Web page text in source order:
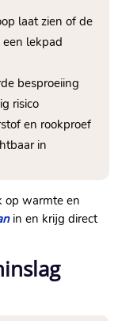
laat zien of de
lekpad
besproeiing
risico
en rookproef
in
op warmte en
in en krijg direct